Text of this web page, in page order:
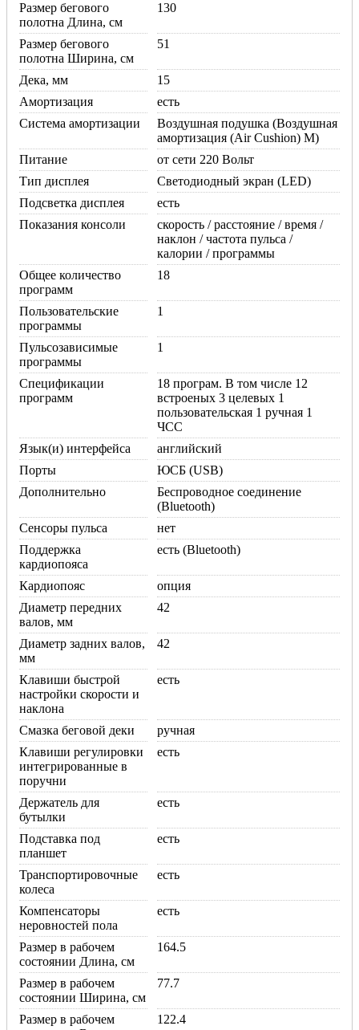
Размер бегового
полотна Длина, см
130
Размер бегового
полотна Ширина, см
51
Дека, мм
15
Амортизация
есть
Система амортизации
Воздушная подушка (Воздушная
амортизация (Air Cushion) M)
Питание
от сети 220 Вольт
Тип дисплея
Светодиодный экран (LED)
Подсветка дисплея
есть
Показания консоли
скорость / расстояние / время /
наклон / частота пульса /
калории / программы
Общее количество
программ
18
Пользовательские
программы
1
Пульсозависимые
программы
1
Спецификации
программ
18 програм. В том числе 12
встроеных 3 целевых 1
пользовательская 1 ручная 1
ЧСС
Язык(и) интерфейса
английский
Порты
ЮСБ (USB)
Дополнительно
Беспроводное соединение
(Bluetooth)
Сенсоры пульса
нет
Поддержка
кардиопояса
есть (Bluetooth)
Кардиопояс
опция
Диаметр передних
валов, мм
42
Диаметр задних валов,
мм
42
Клавиши быстрой
настройки скорости и
наклона
есть
Смазка беговой деки
ручная
Клавиши регулировки
интегрированные в
поручни
есть
Держатель для
бутылки
есть
Подставка под
планшет
есть
Транспортировочные
колеса
есть
Компенсаторы
неровностей пола
есть
Размер в рабочем
состоянии Длина, см
164.5
Размер в рабочем
состоянии Ширина, см
77.7
Размер в рабочем
122.4